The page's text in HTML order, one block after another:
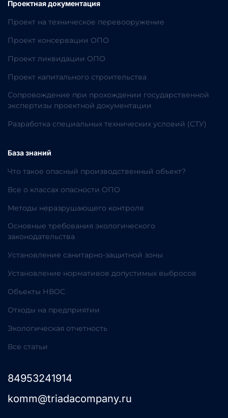
Проектная документация
Проект на техническое перевооружение
Проект консервации ОПО
Проект ликвидации ОПО
Проект капитального строительства
Сопровождение при прохождении государственной
экспертизы проектной документации
Разработка специальных технических условий (СТУ)
База знаний
Что такое опасный производственный объект?
Все о классах опасности ОПО
Методы неразрушающего контроля
Основные требования экологического
законодательства
Установление санитарно-защитной зоны
Установление нормативов допустимых выбросов
Объекты НВОС
Отходы на предприятии
Экологическая отчетность
Все статьи
84953241914
komm@triadacompany.ru